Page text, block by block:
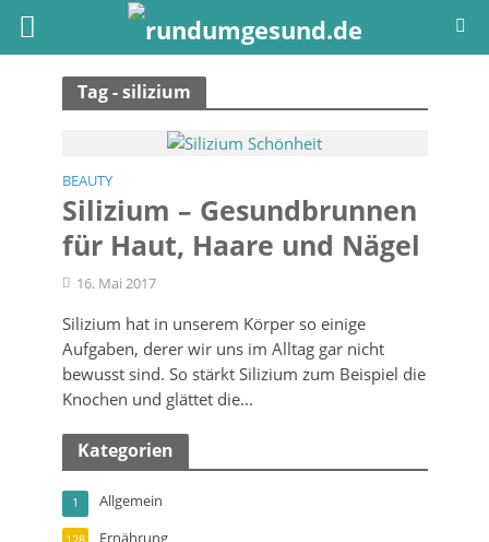
Tag - silizium
BEAUTY
Silizium – Gesundbrunnen
für Haut, Haare und Nägel
16. Mai 2017
Silizium hat in unserem Körper so einige
Aufgaben, derer wir uns im Alltag gar nicht
bewusst sind. So stärkt Silizium zum Beispiel die
Knochen und glättet die...
Kategorien
Allgemein
1